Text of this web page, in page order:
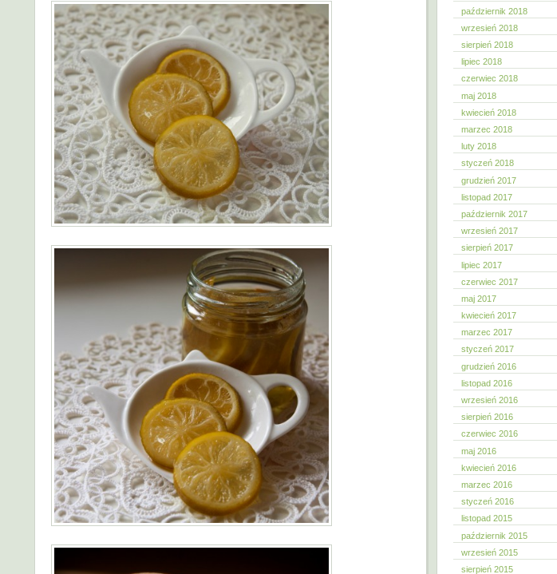
październik 2018
wrzesień 2018
sierpień 2018
lipiec 2018
czerwiec 2018
maj 2018
kwiecień 2018
marzec 2018
luty 2018
styczeń 2018
grudzień 2017
listopad 2017
październik 2017
wrzesień 2017
sierpień 2017
lipiec 2017
czerwiec 2017
maj 2017
kwiecień 2017
marzec 2017
styczeń 2017
grudzień 2016
listopad 2016
wrzesień 2016
sierpień 2016
czerwiec 2016
maj 2016
kwiecień 2016
marzec 2016
styczeń 2016
listopad 2015
październik 2015
wrzesień 2015
sierpień 2015